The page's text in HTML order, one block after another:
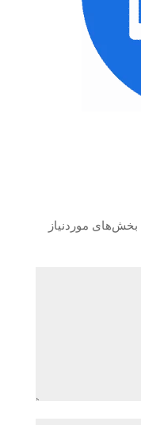
بخش‌های موردنیاز